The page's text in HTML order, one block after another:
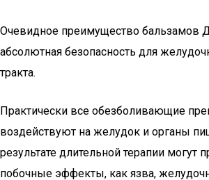
Очевидное преимущество бальзамов
абсолютная безопасность для
тракта.
Практически все обезболивающие
воздействуют на желудок и органы
результате длительной терапии могут
побочные эффекты, как язва,